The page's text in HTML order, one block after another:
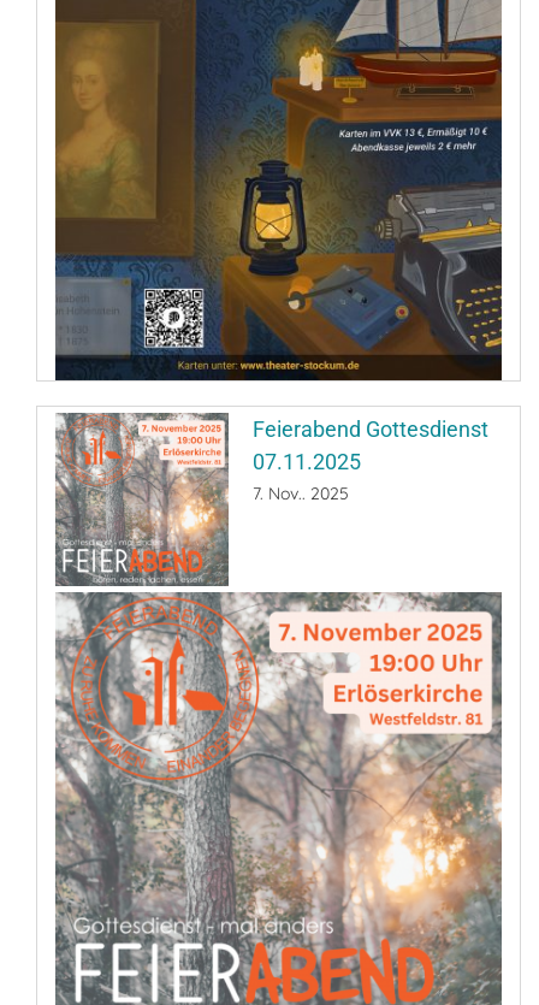
Feierabend Gottesdienst
07.11.2025
7. Nov.. 2025